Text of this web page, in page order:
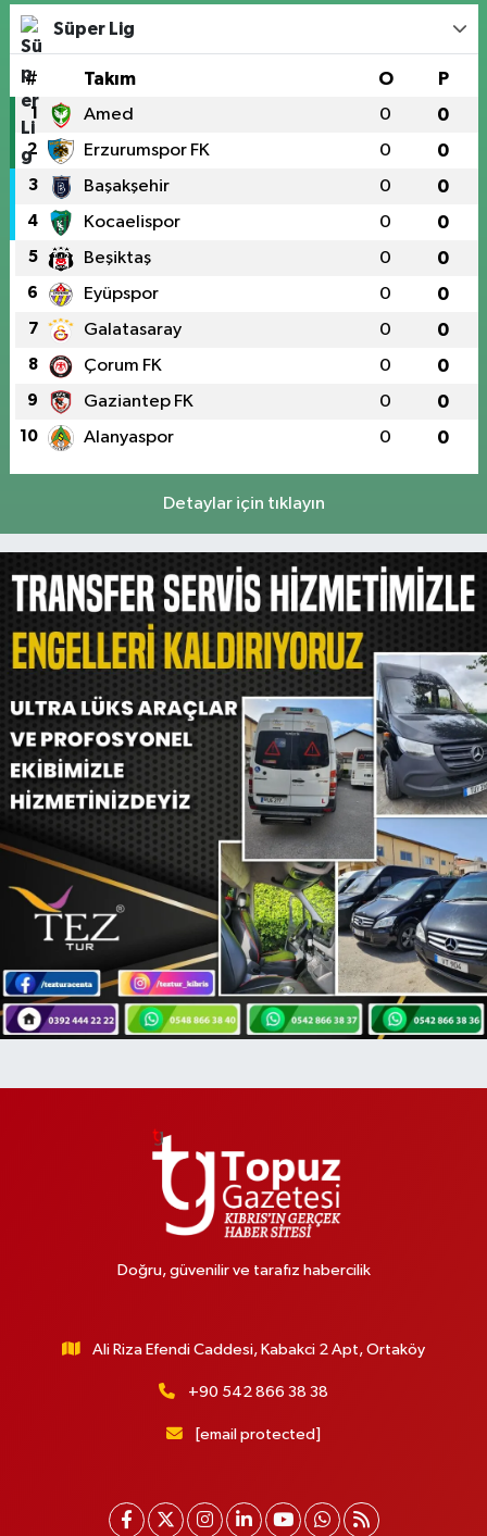
Süper Lig
# Takım O P
1 Amed 0 0
2 Erzurumspor FK 0 0
3 Başakşehir 0 0
4 Kocaelispor 0 0
5 Beşiktaş 0 0
6 Eyüpspor 0 0
7 Galatasaray 0 0
8 Çorum FK 0 0
9 Gaziantep FK 0 0
10 Alanyaspor 0 0
Detaylar için tıklayın
Doğru, güvenilir ve tarafız habercilik
Ali Riza Efendi Caddesi, Kabakci 2 Apt, Ortaköy
+90 542 866 38 38
[email protected]